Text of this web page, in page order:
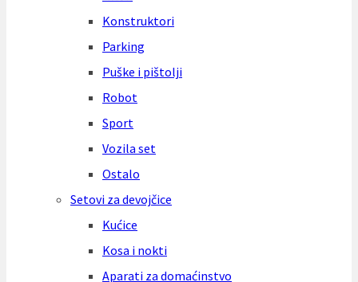
Konstruktori
Parking
Puške i pištolji
Robot
Sport
Vozila set
Ostalo
Setovi za devojčice
Kućice
Kosa i nokti
Aparati za domaćinstvo